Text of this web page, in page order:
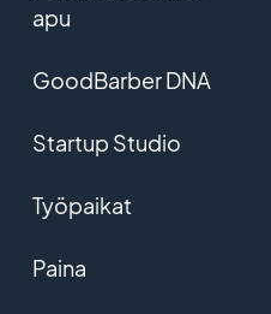
apu
GoodBarber DNA
Startup Studio
Työpaikat
Paina